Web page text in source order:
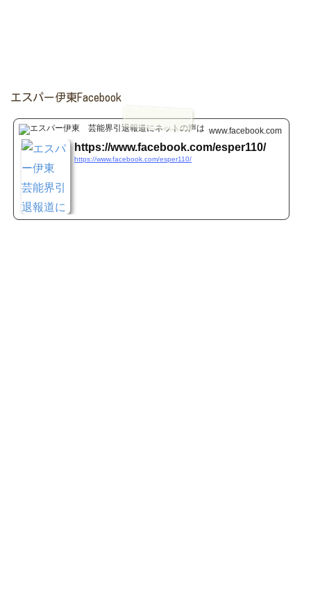
エスパー伊東Facebook
www.facebook.com
https://www.facebook.com/esper110/
https://www.facebook.com/esper110/